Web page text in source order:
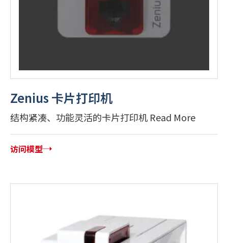
Zenius 卡片打印机
结构紧凑、功能灵活的卡片打印机 Read More
访问模型